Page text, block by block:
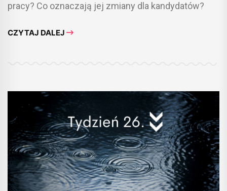
pracy? Co oznaczają jej zmiany dla kandydatów?
CZYTAJ DALEJ